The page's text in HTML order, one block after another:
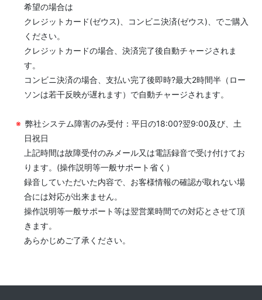
希望の場合は
クレジットカード(ゼウス)、コンビニ決済(ゼウス)、でご購入
ください。
クレジットカードの場合、決済完了後自動チャージされま
す。
コンビニ決済の場合、支払い完了後即時?最大2時間半（ロー
ソンは若干反映が遅れます）で自動チャージされます。
弊社システム障害のみ受付：平日の18:00?翌9:00及び、土
日祝日
上記時間は故障受付のみメール又は電話録音で受け付けてお
ります。(操作説明等一般サポート省く）
録音していただいた内容で、お客様情報の確認が取れない場
合には対応が出来ません。
操作説明等一般サポート等は翌営業時間での対応とさせて頂
きます。
あらかじめご了承ください。